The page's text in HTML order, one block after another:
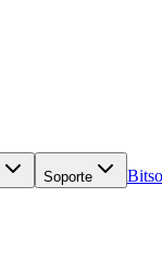
Soporte